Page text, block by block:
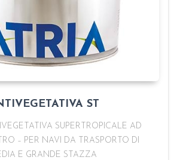
ST
SUPERTROPICALE AD
– PER NAVI DA TRASPORTO DI
E GRANDE STAZZA